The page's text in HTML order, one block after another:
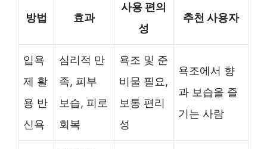
방법 효과
사용 편의
성
추천 사용자
입욕
제 활
용 반
신욕
심리적 만
족, 피부
보습, 피로
회복
욕조 및 준
비물 필요,
보통 편리
성
욕조에서 향
과 보습을 즐
기는 사람